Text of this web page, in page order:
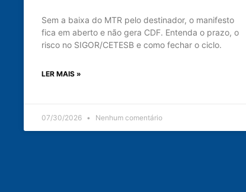
Sem a baixa do MTR pelo destinador, o manifesto
fica em aberto e não gera CDF. Entenda o prazo, o
risco no SIGOR/CETESB e como fechar o ciclo.
LER MAIS »
07/30/2026 Nenhum comentário